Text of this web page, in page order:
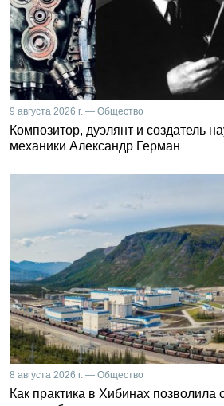
9 августа 2026 г. — Общество
Композитор, дуэлянт и создатель
механики Александр Герман
8 августа 2026 г. — Общество
Как практика в Хибинах позволила